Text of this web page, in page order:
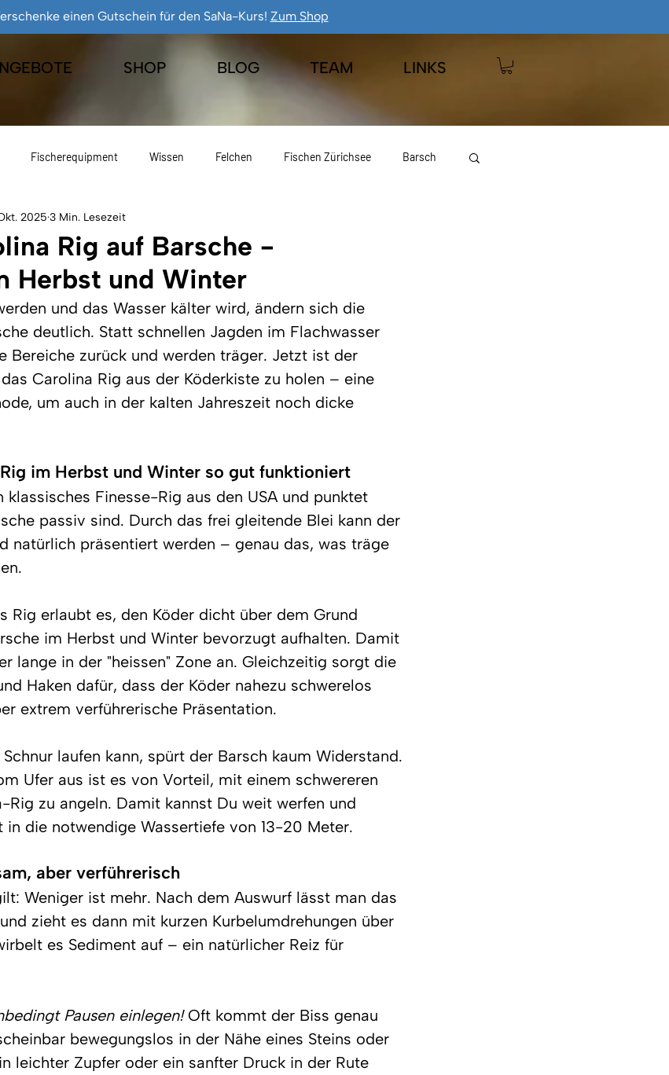
einen Gutschein für den SaNa-Kurs! Zum Shop
SHOP BLOG TEAM LINKS
Fischerequipment Wissen Felchen Fischen Zürichsee Barsch
Geschenkideen
Rig auf Barsche -
Herbst und Winter
2025 3 Min. Lesezeit
und das Wasser kälter wird, ändern sich die
deutlich. Statt schnellen Jagden im Flachwasser
Bereiche zurück und werden träger. Jetzt ist der
Carolina Rig aus der Köderkiste zu holen – eine
um auch in der kalten Jahreszeit noch dicke
im Herbst und Winter so gut funktioniert
klassisches Finesse-Rig aus den USA und punktet
passiv sind. Durch das frei gleitende Blei kann der
natürlich präsentiert werden – genau das, was träge
Rig erlaubt es, den Köder dicht über dem Grund
im Herbst und Winter bevorzugt aufhalten. Damit
lange in der "heissen" Zone an. Gleichzeitig sorgt die
Haken dafür, dass der Köder nahezu schwerelos
extrem verführerische Präsentation.
laufen kann, spürt der Barsch kaum Widerstand.
Ufer aus ist es von Vorteil, mit einem schwereren
zu angeln. Damit kannst Du weit werfen und
die notwendige Wassertiefe von 13-20 Meter.
aber verführerisch
Weniger ist mehr. Nach dem Auswurf lässt man das
zieht es dann mit kurzen Kurbelumdrehungen über
es Sediment auf – ein natürlicher Reiz für
Pausen einlegen! Oft kommt der Biss genau
bewegungslos in der Nähe eines Steins oder
leichter Zupfer oder ein sanfter Druck in der Rute